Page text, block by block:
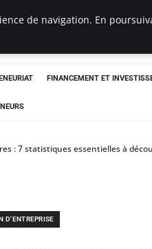
FINANCEMENT ET
: 7 statistiques essentielles à
D'ENTREPRISE
de navigation. En